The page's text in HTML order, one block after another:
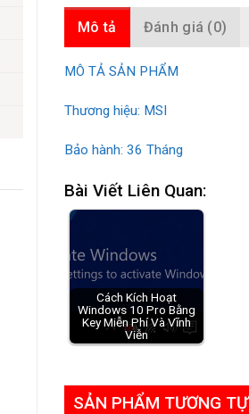
Mô tả Đánh giá (0)
MÔ TẢ SẢN PHẨM
Thương hiệu: MSI
Bảo hành: 36 Tháng
Bài Viết Liên Quan:
Cách Kích Hoạt
Windows 10 Pro Bằng
Key Miễn Phí Và Vĩnh
Viễn
SẢN PHẨM TƯƠNG TỰ